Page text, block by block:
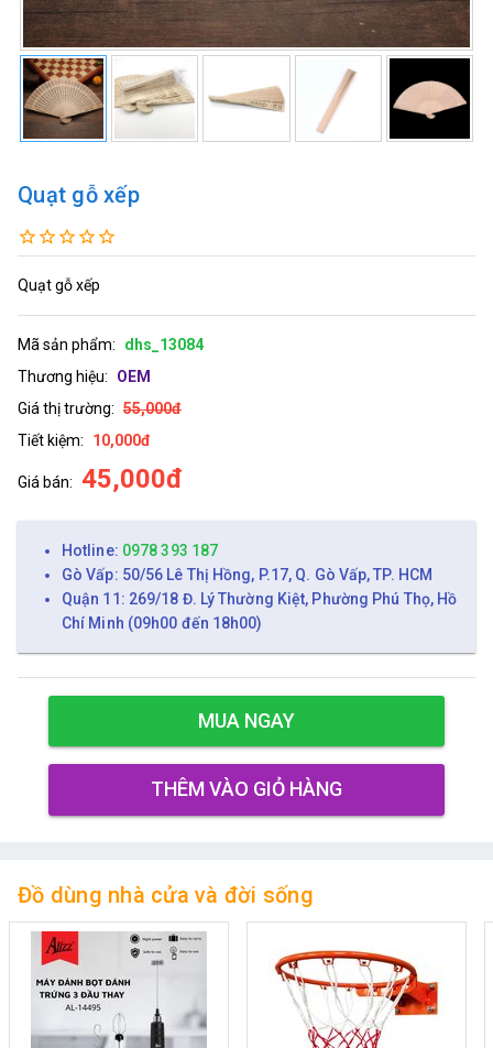
Quạt gỗ xếp
Quạt gỗ xếp
Mã sản phẩm:
dhs_13084
Thương hiệu:
OEM
Giá thị trường: 55,000đ
Tiết kiệm:
10,000đ
Giá bán: 45,000đ
Hotline: 0978 393 187
Gò Vấp: 50/56 Lê Thị Hồng, P.17, Q. Gò Vấp, TP. HCM
Quận 11: 269/18 Đ. Lý Thường Kiệt, Phường Phú Thọ, Hồ
Chí Minh (09h00 đến 18h00)
MUA NGAY
THÊM VÀO GIỎ HÀNG
Đồ dùng nhà cửa và đời sống